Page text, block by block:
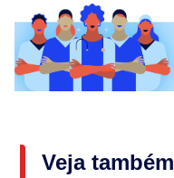
Veja também